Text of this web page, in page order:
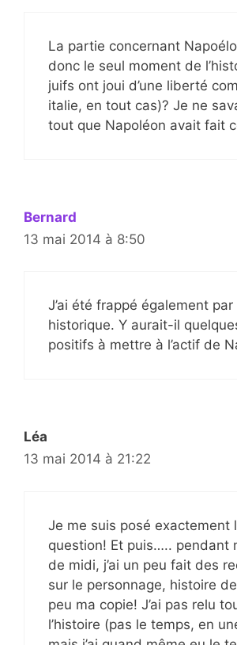
La partie concernant
donc le seul moment de
juifs ont joui d’une liberté
italie, en tout cas)? Je ne
tout que Napoléon avait fait
Bernard
13 mai 2014 à 8:50
J’ai été frappé également
historique. Y aurait-il
positifs à mettre à l’actif de
Léa
13 mai 2014 à 21:22
Je me suis posé exactement
question! Et puis….. pendant
de midi, j’ai un peu fait des
sur le personnage, histoire
peu ma copie! J’ai pas relu
l’histoire (pas le temps, en